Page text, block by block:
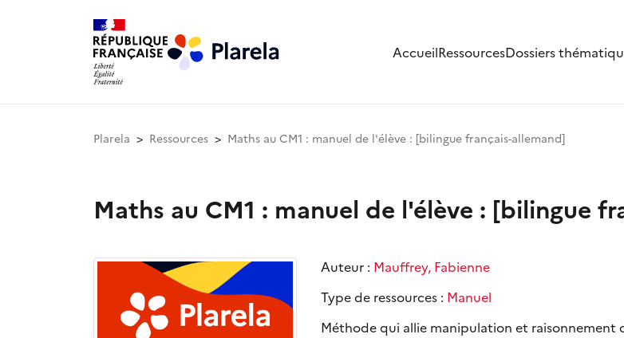
AccueilRessourcesDossiers
Plarela Ressources Maths au CM1 : manuel de l'élève : [bilingue français-allemand]
Maths au CM1 : manuel de l'élève : [bilingue
Auteur : Mauffrey, Fabienne
Type de ressources : Manuel
Méthode qui allie manipulation et raisonnement